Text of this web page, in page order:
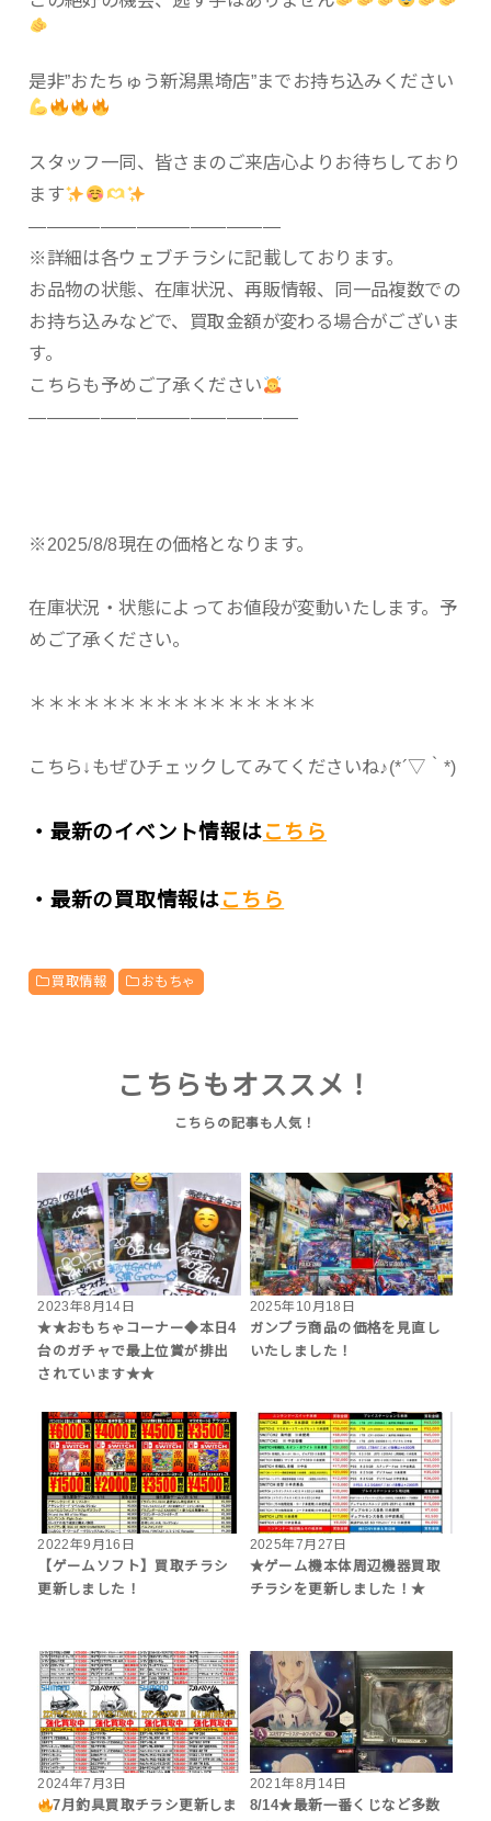
是非”おたちゅう新潟黒埼店”までお持ち込みください
スタッフ一同、皆さまのご来店心よりお待ちしており
ます
——————————————
※詳細は各ウェブチラシに記載しております。
お品物の状態、在庫状況、再販情報、同一品複数での
お持ち込みなどで、買取金額が変わる場合がございま
す。
こちらも予めご了承ください
———————————————
※2025/8/8現在の価格となります。
在庫状況・状態によってお値段が変動いたします。予
めご了承ください。
＊＊＊＊＊＊＊＊＊＊＊＊＊＊＊＊
こちら↓もぜひチェックしてみてくださいね♪(*´▽｀*)
・最新のイベント情報はこちら
・最新の買取情報はこちら
買取情報 おもちゃ
こちらもオススメ！
2023年8月14日
★★おもちゃコーナー◆本日4
台のガチャで最上位賞が排出
されています★★
2025年10月18日
ガンプラ商品の価格を見直し
いたしました！
2022年9月16日
【ゲームソフト】買取チラシ
更新しました！
2025年7月27日
★ゲーム機本体周辺機器買取
チラシを更新しました！★
2024年7月3日
7月釣具買取チラシ更新しま
2021年8月14日
8/14★最新一番くじなど多数